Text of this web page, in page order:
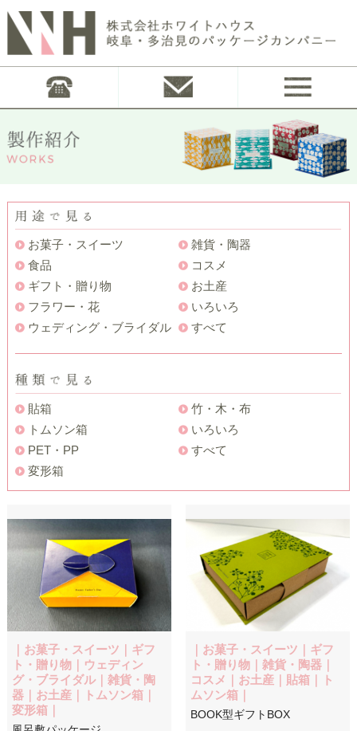
お菓子・スイーツ
食品
ギフト・贈り物
フラワー・花
ウェディング・ブライダル
雑貨・陶器
コスメ
お土産
いろいろ
すべて
貼箱
トムソン箱
PET・PP
変形箱
竹・木・布
いろいろ
すべて
｜お菓子・スイーツ｜ギフ
ト・贈り物｜ウェディン
グ・ブライダル｜雑貨・陶
器｜お土産｜トムソン箱｜
変形箱｜
｜お菓子・スイーツ｜ギフ
ト・贈り物｜雑貨・陶器｜
コスメ｜お土産｜貼箱｜ト
ムソン箱｜
BOOK型ギフトBOX